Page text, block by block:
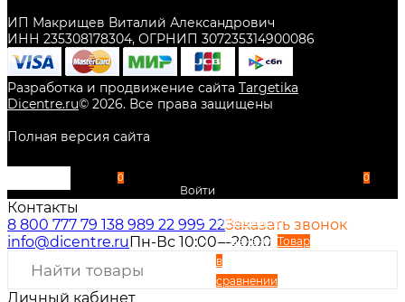
ИП Макрищев Виталий Александрович
ИНН 235308178304, ОГРНИП 307235314900086
Разработка и продвижение сайта Targetika
Dicentre.ru© 2026. Все права защищены
Полная версия сайта
0
Войти
Избранное
Сравнение Товар
в
сравнении
0
Контакты
8 800 777 79 138 989 22 999 22Заказать звонок
info@dicentre.ru Пн-Вс 10:00—20:00
Личный кабинет